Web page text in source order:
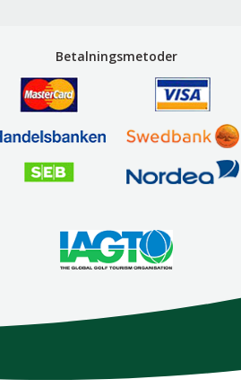
Betalningsmetoder